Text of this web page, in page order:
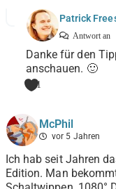
Patrick
Antwort an
Danke für den
anschauen. 🙂
1
McPhil
vor 5 Jahren
Ich hab seit Jahren
Edition. Man